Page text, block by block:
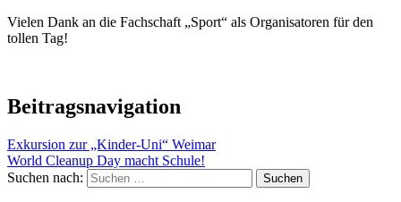
Vielen Dank an die Fachschaft „Sport“ als Organisatoren für den
tollen Tag!
Beitragsnavigation
Exkursion zur „Kinder-Uni“ Weimar
World Cleanup Day macht Schule!
Suchen nach: